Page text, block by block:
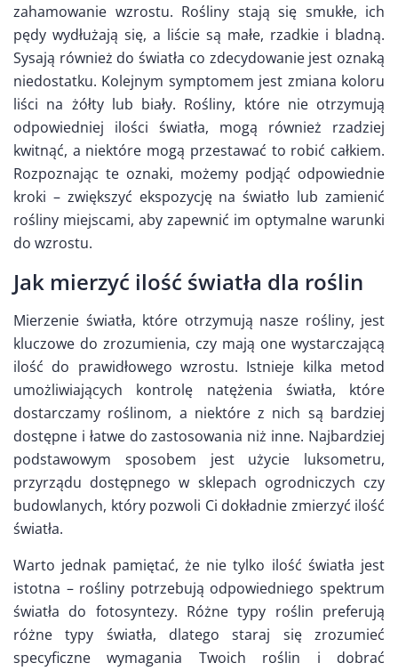
zahamowanie wzrostu. Rośliny stają się smukłe, ich
pędy wydłużają się, a liście są małe, rzadkie i bladną.
Sysają również do światła co zdecydowanie jest oznaką
niedostatku. Kolejnym symptomem jest zmiana koloru
liści na żółty lub biały. Rośliny, które nie otrzymują
odpowiedniej ilości światła, mogą również rzadziej
kwitnąć, a niektóre mogą przestawać to robić całkiem.
Rozpoznając te oznaki, możemy podjąć odpowiednie
kroki – zwiększyć ekspozycję na światło lub zamienić
rośliny miejscami, aby zapewnić im optymalne warunki
do wzrostu.
Jak mierzyć ilość światła dla roślin
Mierzenie światła, które otrzymują nasze rośliny, jest
kluczowe do zrozumienia, czy mają one wystarczającą
ilość do prawidłowego wzrostu. Istnieje kilka metod
umożliwiających kontrolę natężenia światła, które
dostarczamy roślinom, a niektóre z nich są bardziej
dostępne i łatwe do zastosowania niż inne. Najbardziej
podstawowym sposobem jest użycie luksometru,
przyrządu dostępnego w sklepach ogrodniczych czy
budowlanych, który pozwoli Ci dokładnie zmierzyć ilość
światła.
Warto jednak pamiętać, że nie tylko ilość światła jest
istotna – rośliny potrzebują odpowiedniego spektrum
światła do fotosyntezy. Różne typy roślin preferują
różne typy światła, dlatego staraj się zrozumieć
specyficzne wymagania Twoich roślin i dobrać